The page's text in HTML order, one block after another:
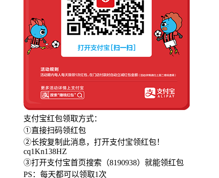
支付宝红包领取方式：
①直接扫码领红包
②长按复制此消息，打开支付宝领红包！
cq1Kn138HZ
③打开支付宝首页搜索（8190938）就能领红包
PS：每天都可以领取1次